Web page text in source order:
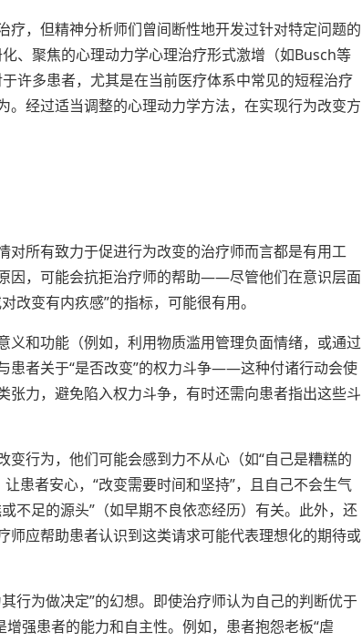
，但精神分析师们曾间断性地开发过针对特定问题的
、聚焦的心理动力学心理治疗形式激增（如Busch等
许多患者，尤其是在当前医疗体系中常见的短程治疗
经过适当调整的心理动力学方法，在实现行为改变方
对所有致力于促进行为改变的治疗师而言都是有用工
因，可能会抗拒治疗师的帮助——尽管他们在意识层面
改变有内疚感”的指标，可能很有用。
和功能（例如，利用物质滥用管理负面情绪，或通过
患者关于“是否改变”的权力斗争——这种付诸行动会使
力，避免陷入权力斗争，有时还需向患者指出这些斗
行为，他们可能会感到力不从心（如“自己是糟糕的
患者安心，“改变需要时间和坚持”，且自己不会生气
不足的源头”（如早期不良依恋经历）有关。此外，还
应帮助患者认识到这类请求可能代表理想化的期待或
行为做决定”的幻想。即使治疗师认为自己的判断优于
强患者的能力和自主性。例如，患者抱怨老板“虐